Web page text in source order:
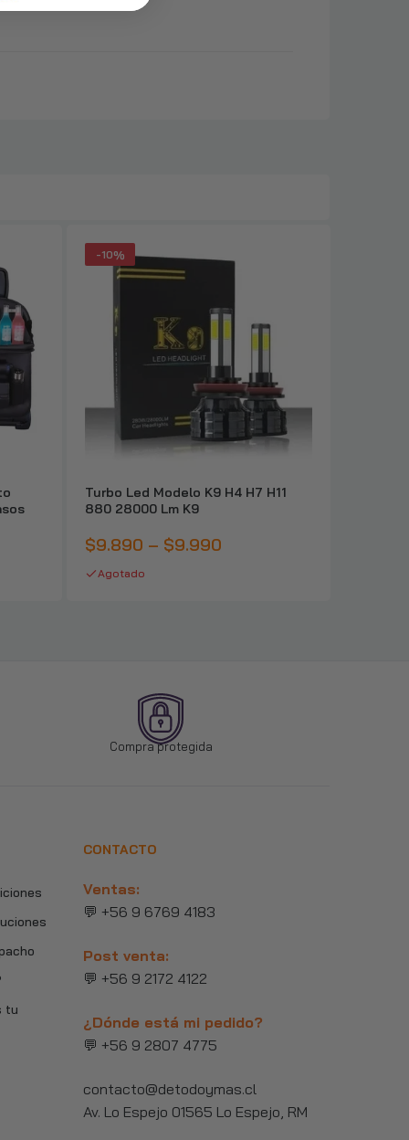
-10%
Turbo Led Modelo K9 H4 H7 H11
880 28000 Lm K9
$9.890 – $9.990
Agotado
Compra protegida
tu
CONTACTO
Ventas:
💬 +56 9 6769 4183
Post venta:
💬 +56 9 2172 4122
¿Dónde está mi pedido?
💬 +56 9 2807 4775
contacto@detodoymas.cl
Av. Lo Espejo 01565 Lo Espejo, RM